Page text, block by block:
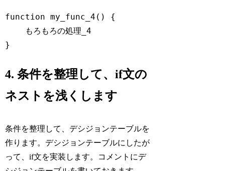
function my_func_4 ( ) {
    もろもろの処理_4
}
4. 条件を整理して、if文の
ネストを浅くします
条件を整理して、デシジョンテーブルを
作ります。デシジョンテーブルにしたが
って、if文を実装します。コメントにデ